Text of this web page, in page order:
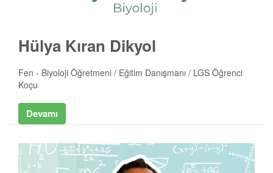
Hülya Kıran Dikyol
Fen - Biyoloji Öğretmeni / Eğitim Danışmanı / LGS Öğrenci
Koçu
Devamı